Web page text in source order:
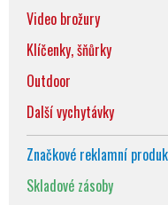
Video brožury
Klíčenky, šňůrky
Outdoor
Další vychytávky
Značkové reklamní
Skladové zásoby